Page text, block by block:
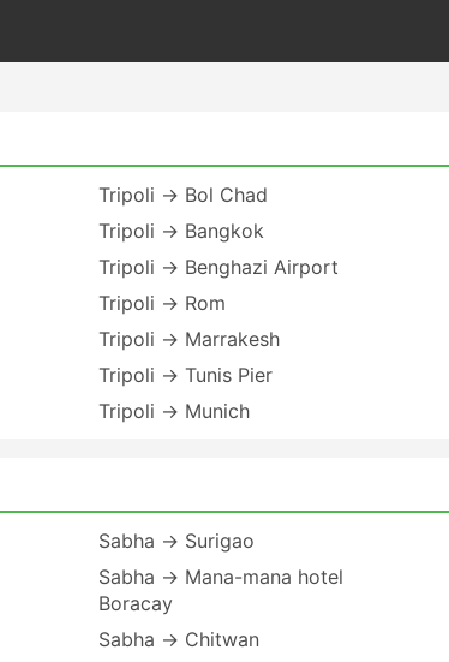
Tripoli → Bol Chad
Tripoli → Bangkok
Tripoli → Benghazi Airport
Tripoli → Rom
Tripoli → Marrakesh
Tripoli → Tunis Pier
Tripoli → Munich
Sabha → Surigao
Sabha → Mana-mana hotel
Boracay
Sabha → Chitwan